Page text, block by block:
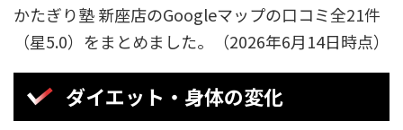
かたぎり塾 新座店のGoogleマップの口コミ全21件
（星5.0）をまとめました。（2026年6月14日時点）
ダイエット・身体の変化